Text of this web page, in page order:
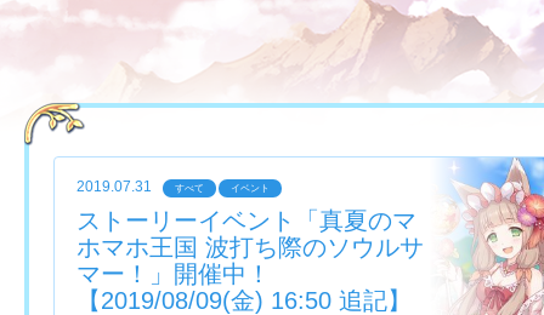
2019.07.31 すべて イベント
ストーリーイベント「真夏のマ
ホマホ王国 波打ち際のソウルサ
マー！」開催中！
【2019/08/09(金) 16:50 追記】